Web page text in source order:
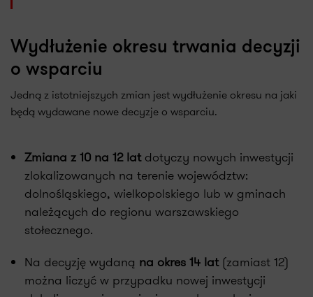
Wydłużenie okresu trwania decyzji
o wsparciu
Jedną z istotniejszych zmian jest wydłużenie okresu na jaki
będą wydawane nowe decyzje o wsparciu.
Zmiana z 10 na 12 latdotyczy nowych inwestycji
zlokalizowanych na terenie województw:
dolnośląskiego, wielkopolskiego lub w gminach
należących do regionu warszawskiego
stołecznego.
Na decyzję wydaną na okres 14 lat(zamiast 12)
można liczyć w przypadku nowej inwestycji